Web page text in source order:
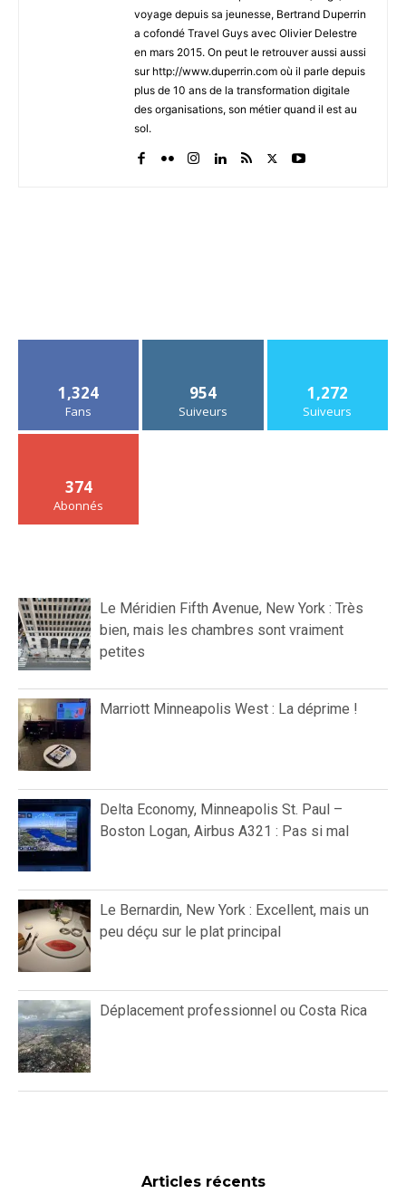
voyage depuis sa jeunesse, Bertrand Duperrin
a cofondé Travel Guys avec Olivier Delestre
en mars 2015. On peut le retrouver aussi aussi
sur http://www.duperrin.com où il parle depuis
plus de 10 ans de la transformation digitale
des organisations, son métier quand il est au
sol.
1,324
Fans
954
Suiveurs
1,272
Suiveurs
374
Abonnés
Le Méridien Fifth Avenue, New York : Très
bien, mais les chambres sont vraiment
petites
Marriott Minneapolis West : La déprime !
Delta Economy, Minneapolis St. Paul –
Boston Logan, Airbus A321 : Pas si mal
Le Bernardin, New York : Excellent, mais un
peu déçu sur le plat principal
Déplacement professionnel ou Costa Rica
Articles récents